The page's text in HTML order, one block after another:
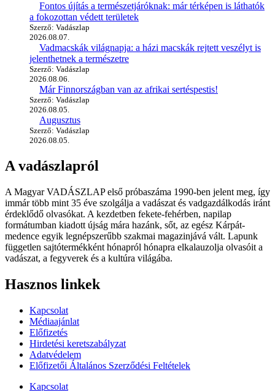
Fontos újítás a természetjáróknak: már térképen is láthatók
a fokozottan védett területek
Szerző: Vadászlap
2026.08.07.
Vadmacskák világnapja: a házi macskák rejtett veszélyt is
jelenthetnek a természetre
Szerző: Vadászlap
2026.08.06.
Már Finnországban van az afrikai sertéspestis!
Szerző: Vadászlap
2026.08.05.
Augusztus
Szerző: Vadászlap
2026.08.05.
A vadászlapról
A Magyar VADÁSZLAP első próbaszáma 1990-ben jelent meg, így
immár több mint 35 éve szolgálja a vadászat és vadgazdálkodás iránt
érdeklődő olvasókat. A kezdetben fekete-fehérben, napilap
formátumban kiadott újság mára hazánk, sőt, az egész Kárpát-
medence egyik legnépszerűbb szakmai magazinjává vált. Lapunk
független sajtótermékként hónapról hónapra elkalauzolja olvasóit a
vadászat, a fegyverek és a kultúra világába.
Hasznos linkek
Kapcsolat
Médiaajánlat
Előfizetés
Hirdetési keretszabályzat
Adatvédelem
Előfizetői Általános Szerződési Feltételek
Kapcsolat